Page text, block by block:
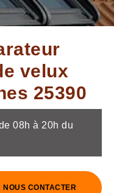
velux
25390
08h à 20h du
NOUS CONTACTER